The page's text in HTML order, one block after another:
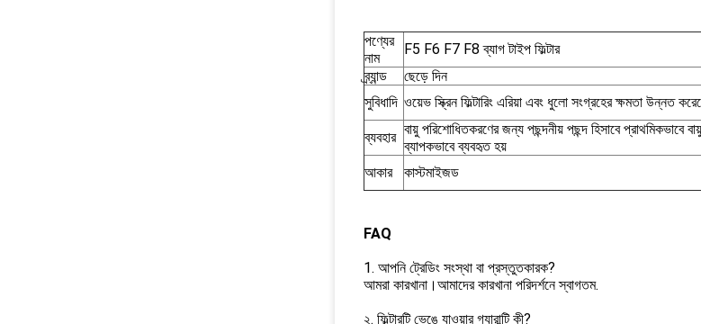
পণ্যের
নাম
F5 F6 F7 F8 ব্যাগ টাইপ ফিল্টার
ব্র্যান্ড
ছেড়ে দিন
সুবিধাদি ওয়েভ স্ক্রিন ফিল্টারিং এরিয়া এবং ধুলো সংগ্রহের ক্ষমতা উন্নত
ব্যবহার বায়ু পরিশোধিতকরণের জন্য পছন্দনীয় পছন্দ হিসাবে প্রাথমিকভাবে
ব্যাপকভাবে ব্যবহৃত হয়
আকার
কাস্টমাইজড
FAQ
1. আপনি ট্রেডিং সংস্থা বা প্রস্তুতকারক?
আমরা কারখানা।আমাদের কারখানা পরিদর্শনে স্বাগতম.
২. ফিল্টারটি ভেঙে যাওয়ার গ্যারান্টি কী?